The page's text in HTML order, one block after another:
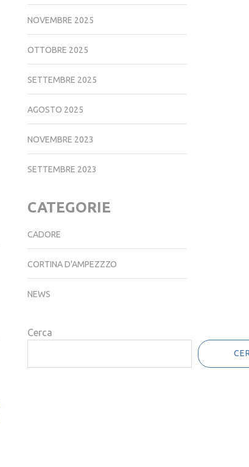
NOVEMBRE 2025
OTTOBRE 2025
SETTEMBRE 2025
AGOSTO 2025
NOVEMBRE 2023
SETTEMBRE 2023
CATEGORIE
CADORE
CORTINA D'AMPEZZZO
NEWS
Cerca